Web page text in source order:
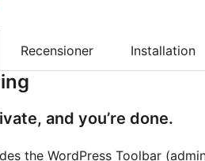
Recensioner Installation
and you’re done.
the WordPress Toolbar